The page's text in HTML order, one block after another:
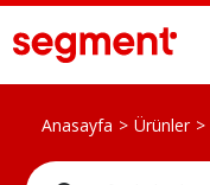
Anasayfa Ürünler